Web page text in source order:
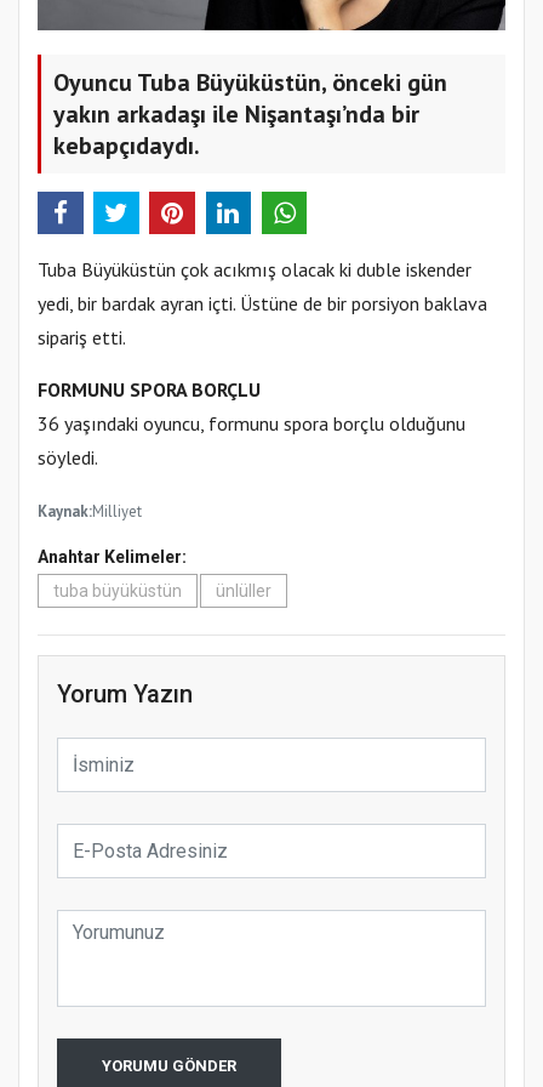
Oyuncu Tuba Büyüküstün, önceki gün
yakın arkadaşı ile Nişantaşı’nda bir
kebapçıdaydı.
Tuba Büyüküstün çok acıkmış olacak ki duble iskender
yedi, bir bardak ayran içti. Üstüne de bir porsiyon baklava
sipariş etti.
FORMUNU SPORA BORÇLU
36 yaşındaki oyuncu, formunu spora borçlu olduğunu
söyledi.
Kaynak:Milliyet
Anahtar Kelimeler:
tuba büyüküstün
ünlüller
Yorum Yazın
YORUMU GÖNDER